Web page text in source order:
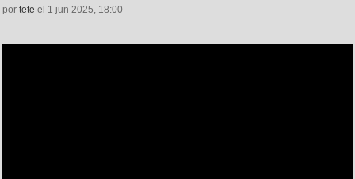
por tete el 1 jun 2025, 18:00